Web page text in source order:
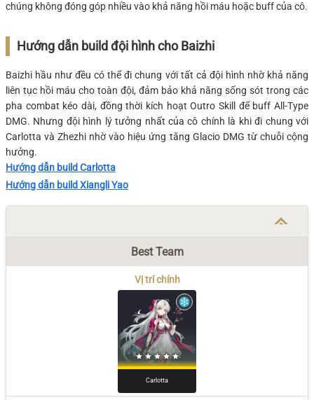
chúng không đóng góp nhiều vào khả năng hồi máu hoặc buff của cô.
Hướng dẫn build đội hình cho Baizhi
Baizhi hầu như đều có thể đi chung với tất cả đội hình nhờ khả năng
liên tục hồi máu cho toàn đội, đảm bảo khả năng sống sót trong các
pha combat kéo dài, đồng thời kích hoạt Outro Skill để buff All-Type
DMG. Nhưng đội hình lý tưởng nhất của cô chính là khi đi chung với
Carlotta và Zhezhi nhờ vào hiệu ứng tăng Glacio DMG từ chuỗi cộng
hưởng.
Hướng dẫn build Carlotta
Hướng dẫn build Xiangli Yao
Best Team
Vị trí chính
Carlotta